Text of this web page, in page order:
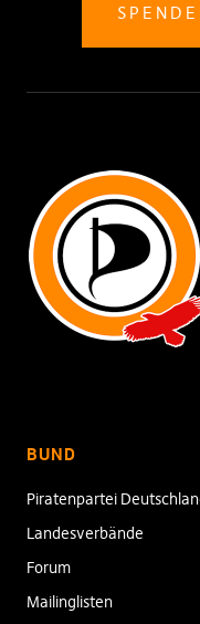
BUND
Piratenpartei
Landesverbände
Forum
Mailinglisten